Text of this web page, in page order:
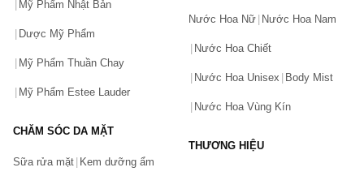
Mỹ Phẩm Nhật Bản
Dược Mỹ Phẩm
Mỹ Phẩm Thuần Chay
Mỹ Phẩm Estee Lauder
CHĂM SÓC DA MẶT
Sữa rửa mặt Kem dưỡng ẩm
Nước Hoa Nữ Nước Hoa Nam
Nước Hoa Chiết
Nước Hoa Unisex Body Mist
Nước Hoa Vùng Kín
THƯƠNG HIỆU